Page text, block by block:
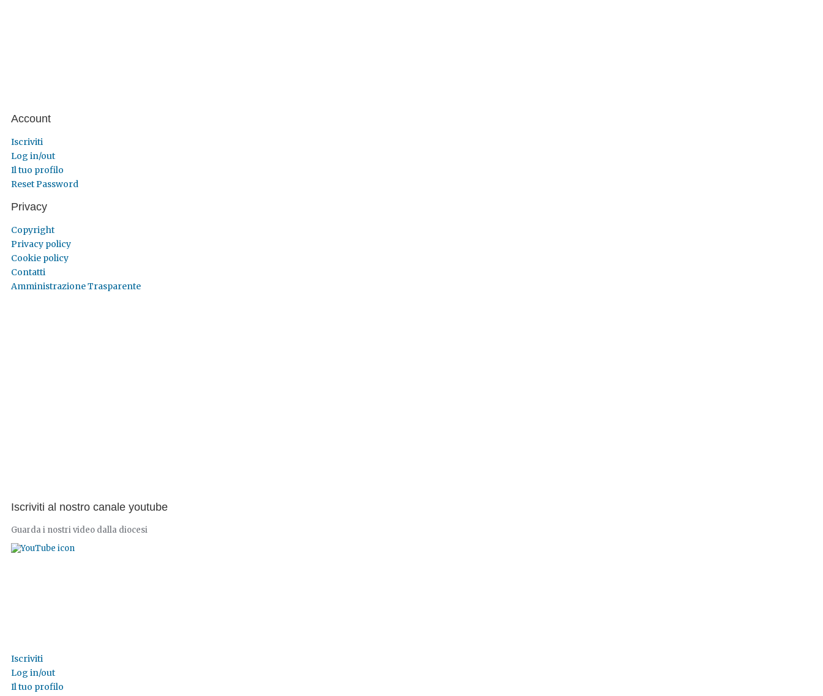
Account
Iscriviti
Log in/out
Il tuo profilo
Reset Password
Privacy
Copyright
Privacy policy
Cookie policy
Contatti
Amministrazione Trasparente
Iscriviti al nostro canale youtube
Guarda i nostri video dalla diocesi
Iscriviti
Log in/out
Il tuo profilo